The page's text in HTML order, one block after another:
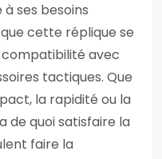
ses besoins
cette réplique se
avec
tactiques. Que
la rapidité ou la
de quoi satisfaire la
faire la